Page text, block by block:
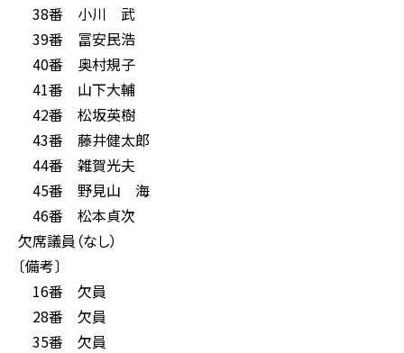
38番 小川 武
39番 冨安民浩
40番 奥村規子
41番 山下大輔
42番 松坂英樹
43番 藤井健太郎
44番 雑賀光夫
45番 野見山 海
46番 松本貞次
欠席議員（なし）
〔備考〕
16番 欠員
28番 欠員
35番 欠員